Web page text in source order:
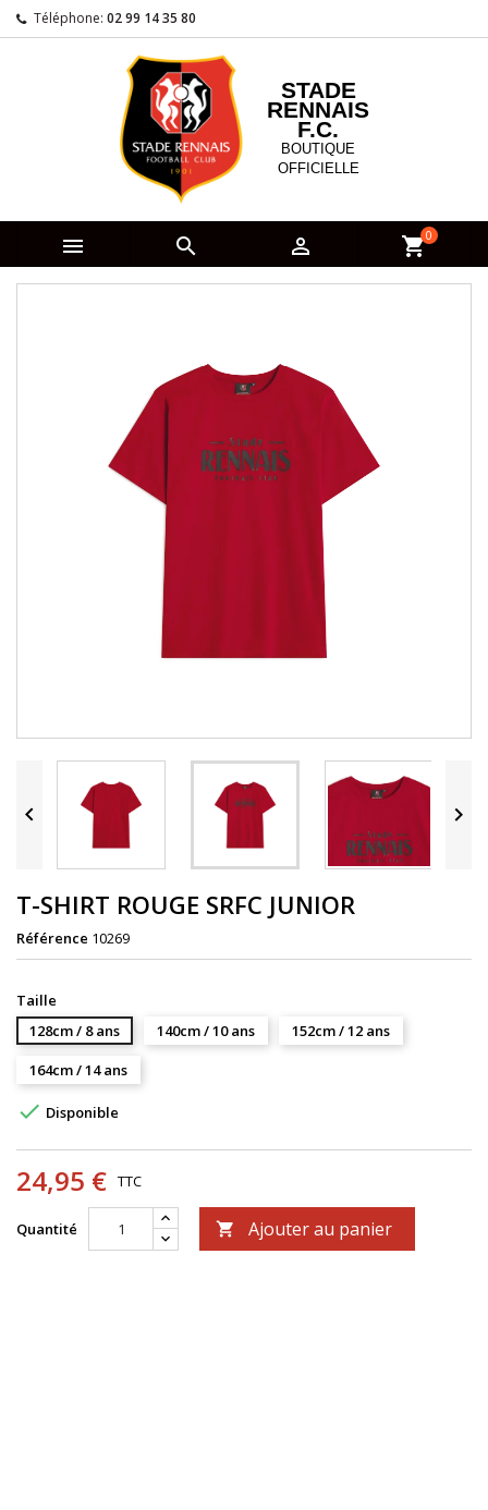
Téléphone: 02 99 14 35 80
STADE
RENNAIS
F.C.
BOUTIQUE
OFFICIELLE
   shopping_cart0
 
T-SHIRT ROUGE SRFC JUNIOR
Référence 10269
Taille
128cm / 8 ans
140cm / 10 ans
152cm / 12 ans
164cm / 14 ans
 Disponible
24,95 € TTC
Quantité  Ajouter au panier